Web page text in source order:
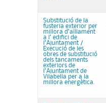
Substitució de la
fusteria exterior per
millora d’aïllament
a l’ edifici de
l’Ajuntament /
Execució de les
obres de substitució
dels tancaments
exteriors de
l’Ajuntament de
Vilabella per a la
millora energètica.